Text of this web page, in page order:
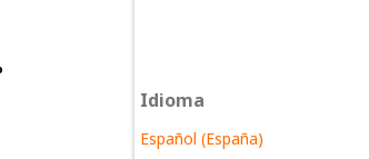
Idioma
Español (España)